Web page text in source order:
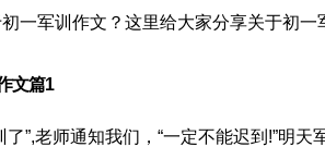
一军训作文？这里给大家分享关于初一
文篇1
了”,老师通知我们，“一定不能迟到!”明